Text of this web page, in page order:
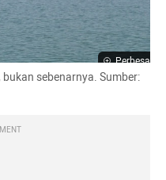
Perbesar
sebenarnya. Sumber: